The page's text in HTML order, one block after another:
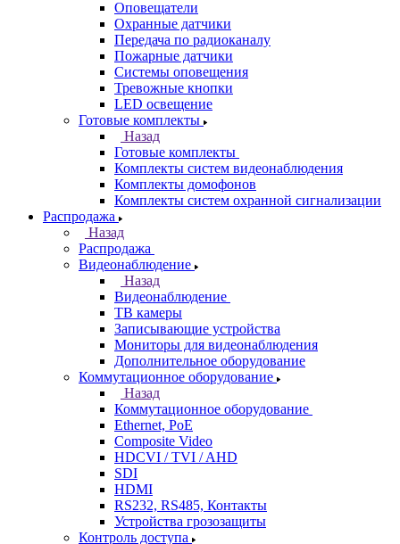
Оповещатели
Охранные датчики
Передача по радиоканалу
Пожарные датчики
Системы оповещения
Тревожные кнопки
LED освещение
Готовые комплекты
Назад
Готовые комплекты
Комплекты систем видеонаблюдения
Комплекты домофонов
Комплекты систем охранной сигнализации
Распродажа
Назад
Распродажа
Видеонаблюдение
Назад
Видеонаблюдение
ТВ камеры
Записывающие устройства
Мониторы для видеонаблюдения
Дополнительное оборудование
Коммутационное оборудование
Назад
Коммутационное оборудование
Ethernet, PoE
Composite Video
HDCVI / TVI / AHD
SDI
HDMI
RS232, RS485, Контакты
Устройства грозозащиты
Контроль доступа